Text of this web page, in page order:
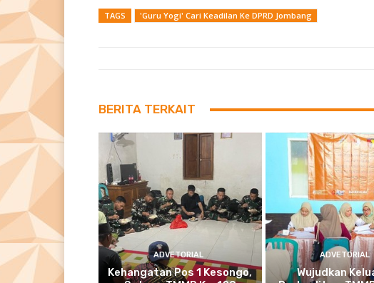
TAGS 'Guru Yogi' Cari Keadilan Ke DPRD Jombang
BERITA TERKAIT
ADVETORIAL
Kehangatan Pos 1 Kesongo,
ADVETORIAL
Wujudkan